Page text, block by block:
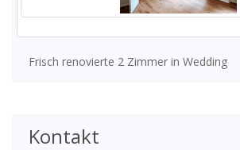
Frisch renovierte 2 Zimmer in Wedding
Kontakt